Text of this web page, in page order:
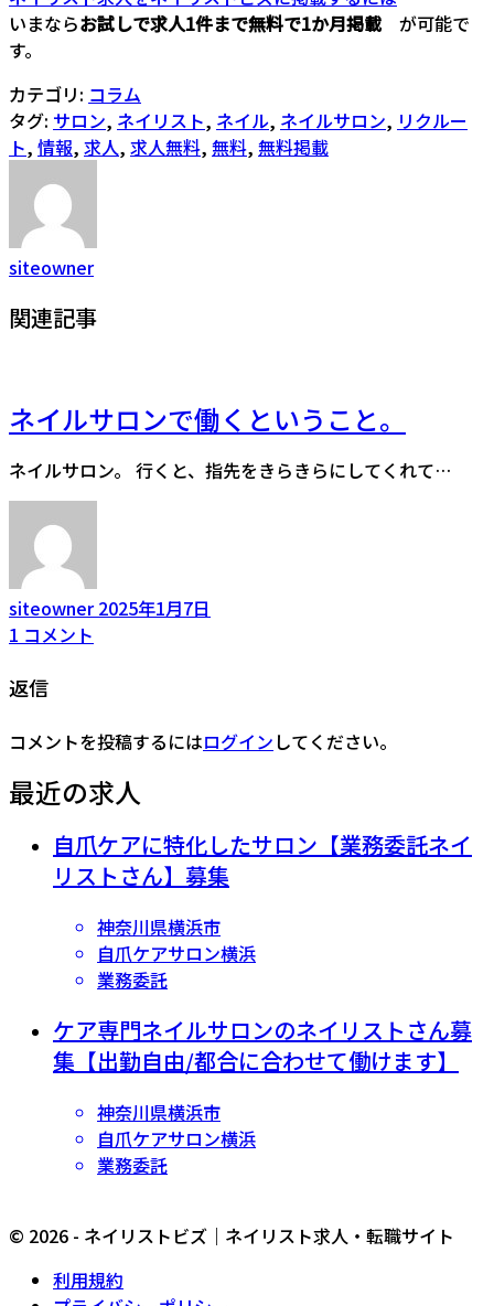
いまならお試しで求人1件まで無料で1か月掲載 が可能で
す。
カテゴリ: コラム
タグ: サロン, ネイリスト, ネイル, ネイルサロン, リクルー
ト, 情報, 求人, 求人無料, 無料, 無料掲載
siteowner
関連記事
ネイルサロンで働くということ。
ネイルサロン。 行くと、指先をきらきらにしてくれて…
siteowner2025年1月7日
1 コメント
返信
コメントを投稿するにはログイン してください。
最近の求人
自爪ケアに特化したサロン【業務委託ネイ
リストさん】募集
神奈川県横浜市
自爪ケアサロン横浜
業務委託
ケア専門ネイルサロンのネイリストさん募
集【出勤自由/都合に合わせて働けます】
神奈川県横浜市
自爪ケアサロン横浜
業務委託
© 2026 - ネイリストビズ｜ネイリスト求人・転職サイト
利用規約